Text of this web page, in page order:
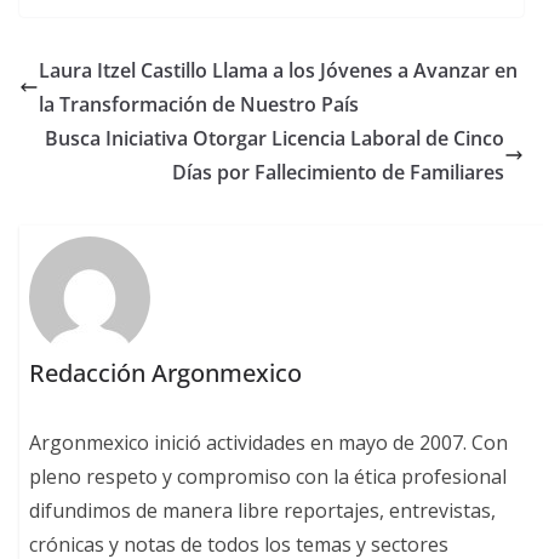
Laura Itzel Castillo Llama a los Jóvenes a Avanzar en
la Transformación de Nuestro País
Busca Iniciativa Otorgar Licencia Laboral de Cinco
Días por Fallecimiento de Familiares
Redacción Argonmexico
Argonmexico inició actividades en mayo de 2007. Con
pleno respeto y compromiso con la ética profesional
difundimos de manera libre reportajes, entrevistas,
crónicas y notas de todos los temas y sectores